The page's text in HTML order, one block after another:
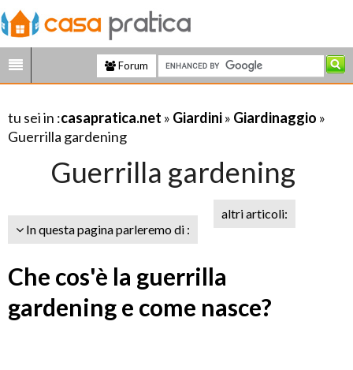
Forum
tu sei in :casapratica.net » Giardini» Giardinaggio »
Guerrilla gardening
Guerrilla gardening
In questa pagina parleremo di :
altri articoli:
Che cos'è la guerrilla
gardening e come nasce?